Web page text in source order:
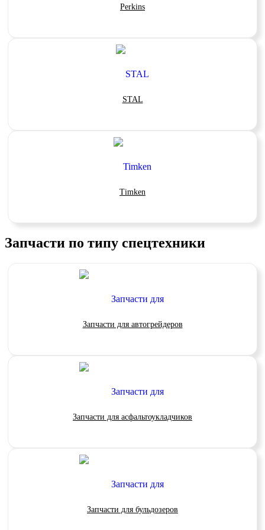
Perkins
STAL
Timken
Запчасти по типу спецтехники
Запчасти для автогрейдеров
Запчасти для асфальтоукладчиков
Запчасти для бульдозеров